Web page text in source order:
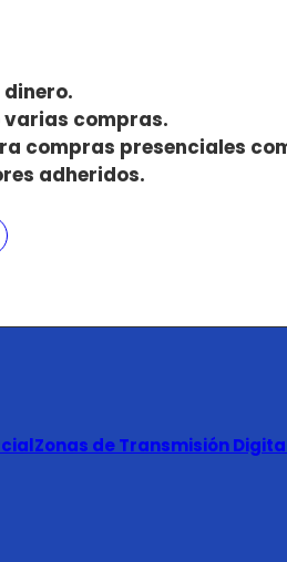
varias compras.
compras presenciales
adheridos.
Zonas de Transmisión